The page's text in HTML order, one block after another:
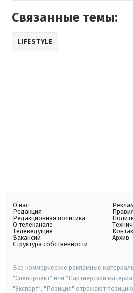
Связанные темы:
LIFESTYLE
О нас
Редакция
Редакционная политика
О телеканале
Телеведущие
Вакансии
Структура собственности
Архив
Все коммерческие рекламные
"Спецпроект" или "Партнерский
"Эксперт", "Позиция" отражают